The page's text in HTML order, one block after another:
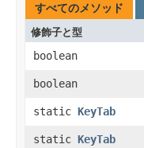
すべてのメソッド
修飾子と型
boolean
boolean
static KeyTab
static KeyTab